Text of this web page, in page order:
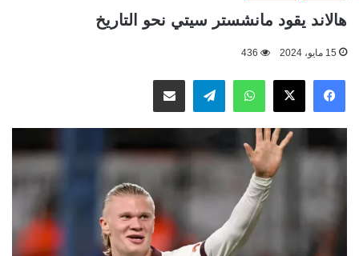
هالاند يقود مانشستر سيتي نحو التاريخ
15 مايو، 2024 436
فيسبوك
‫X واتسابتيلقراممشاركة عبر البريد